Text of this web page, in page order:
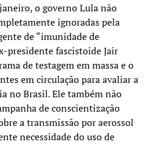
o governo Lula não
ignoradas pela
de “imunidade de
presidente fascistoide Jair
de testagem em massa e o
em circulação para avaliar a
no Brasil. Ele também não
de conscientização
a transmissão por aerossol
necessidade do uso de